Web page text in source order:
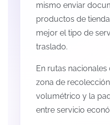
mismo enviar
productos de
mejor el tipo de
traslado.
En rutas
zona de
volumétrico y la
entre servicio